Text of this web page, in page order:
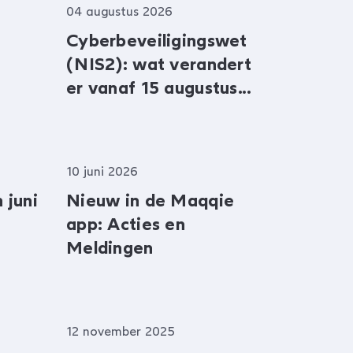
04 augustus 2026
Cyberbeveiligingswet
(NIS2): wat verandert
er vanaf 15 augustus
juni
10 juni 2026
Nieuw in de Maqqie
app: Acties en
Meldingen
12 november 2025